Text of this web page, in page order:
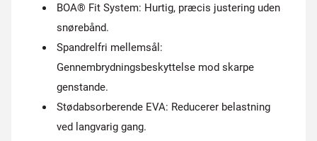
BOA® Fit System: Hurtig, præcis justering uden
snørebånd.
Spandrelfri mellemsål:
Gennembrydningsbeskyttelse mod skarpe
genstande.
Stødabsorberende EVA: Reducerer belastning
ved langvarig gang.